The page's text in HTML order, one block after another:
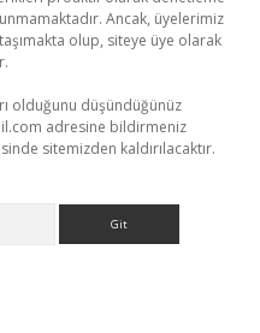
Ancak, üyelerimiz
olup, siteye üye olarak
olduğunu düşündüğünüz
adresine bildirmeniz
sitemizden kaldırılacaktır.